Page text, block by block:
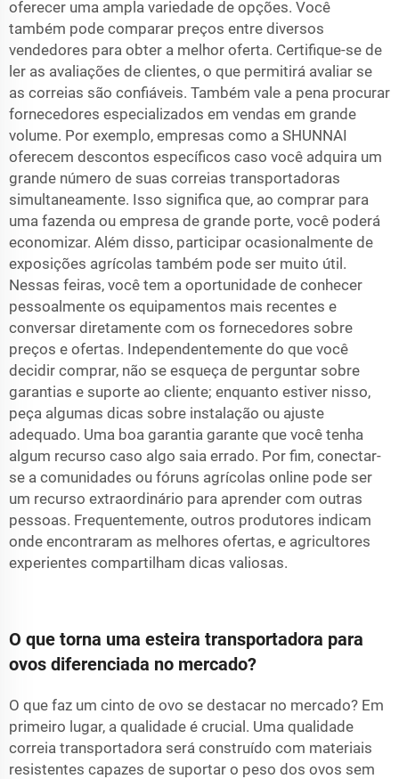
oferecer uma ampla variedade de opções. Você
também pode comparar preços entre diversos
vendedores para obter a melhor oferta. Certifique-se de
ler as avaliações de clientes, o que permitirá avaliar se
as correias são confiáveis. Também vale a pena procurar
fornecedores especializados em vendas em grande
volume. Por exemplo, empresas como a SHUNNAI
oferecem descontos específicos caso você adquira um
grande número de suas correias transportadoras
simultaneamente. Isso significa que, ao comprar para
uma fazenda ou empresa de grande porte, você poderá
economizar. Além disso, participar ocasionalmente de
exposições agrícolas também pode ser muito útil.
Nessas feiras, você tem a oportunidade de conhecer
pessoalmente os equipamentos mais recentes e
conversar diretamente com os fornecedores sobre
preços e ofertas. Independentemente do que você
decidir comprar, não se esqueça de perguntar sobre
garantias e suporte ao cliente; enquanto estiver nisso,
peça algumas dicas sobre instalação ou ajuste
adequado. Uma boa garantia garante que você tenha
algum recurso caso algo saia errado. Por fim, conectar-
se a comunidades ou fóruns agrícolas online pode ser
um recurso extraordinário para aprender com outras
pessoas. Frequentemente, outros produtores indicam
onde encontraram as melhores ofertas, e agricultores
experientes compartilham dicas valiosas.
O que torna uma esteira transportadora para
ovos diferenciada no mercado?
O que faz um cinto de ovo se destacar no mercado? Em
primeiro lugar, a qualidade é crucial. Uma qualidade
correia transportadora será construído com materiais
resistentes capazes de suportar o peso dos ovos sem